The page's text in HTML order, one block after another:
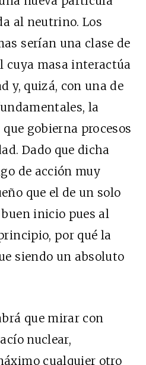
al neutrino. Los
serían una clase de
cuya masa interactúa
y, quizá, con una de
la
gobierna procesos
Dado que dicha
de acción muy
que el de un solo
inicio pues al
por qué la
siendo un absoluto
que mirar con
nuclear,
cualquier otro